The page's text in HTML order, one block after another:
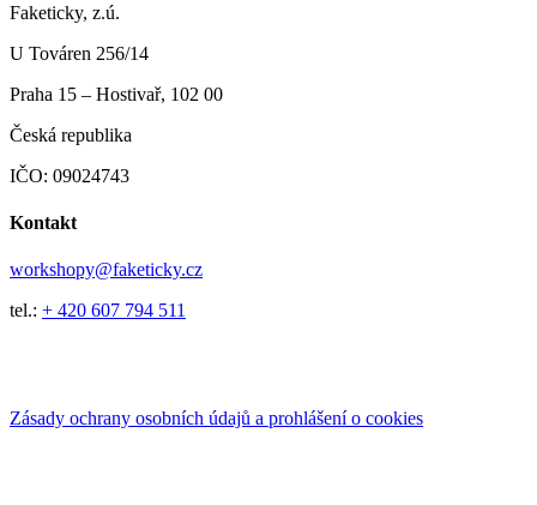
Faketicky, z.ú.
U Továren 256/14
Praha 15 – Hostivař, 102 00
Česká republika
IČO: 09024743
Kontakt
workshopy@faketicky.cz
tel.: + 420 607 794 511
Zásady ochrany osobních údajů a prohlášení o cookies